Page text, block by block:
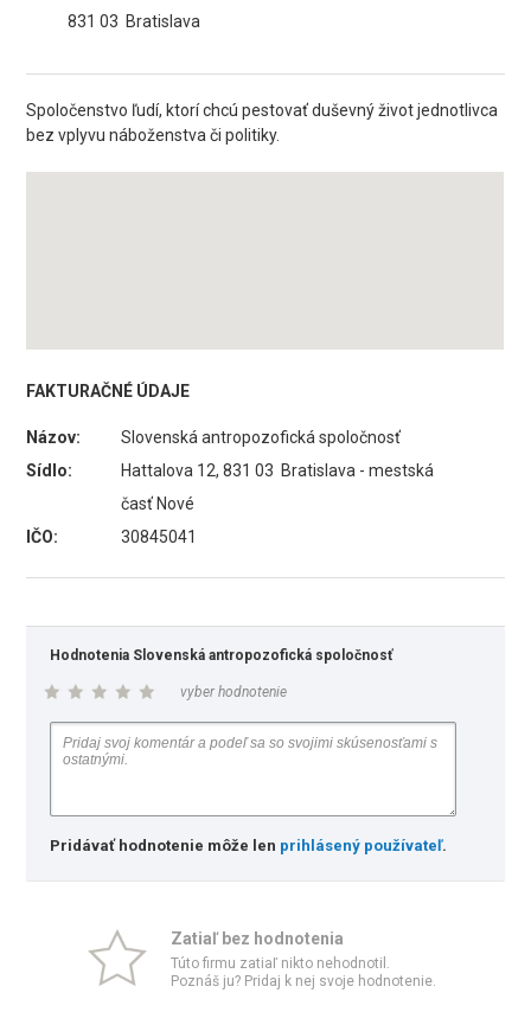
831 03 Bratislava
Spoločenstvo ľudí, ktorí chcú pestovať duševný život jednotlivca
bez vplyvu náboženstva či politiky.
FAKTURAČNÉ ÚDAJE
Názov:
Slovenská antropozofická spoločnosť
Sídlo:
Hattalova 12, 831 03 Bratislava - mestská
časť Nové
IČO:
30845041
Hodnotenia Slovenská antropozofická spoločnosť
vyber hodnotenie
Pridávať hodnotenie môže len prihlásený používateľ.
Zatiaľ bez hodnotenia
Túto firmu zatiaľ nikto nehodnotil.
Poznáš ju? Pridaj k nej svoje hodnotenie.